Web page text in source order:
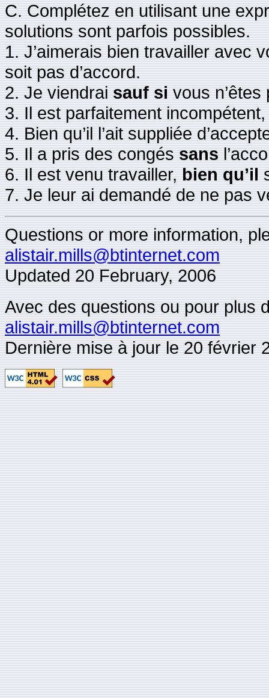
C. Complétez en utilisant une
solutions sont parfois possibles.
1. J’aimerais bien travailler avec
soit pas d’accord.
2. Je viendrai sauf si vous n’êtes
3. Il est parfaitement
4. Bien qu’il l’ait suppliée
5. Il a pris des congés sans
6. Il est venu travailler, bien qu’il
7. Je leur ai demandé de ne pas
Questions or more information,
alistair.mills@btinternet.com
Updated 20 February, 2006
Avec des questions ou pour plus
alistair.mills@btinternet.com
Dernière mise à jour le 20 février